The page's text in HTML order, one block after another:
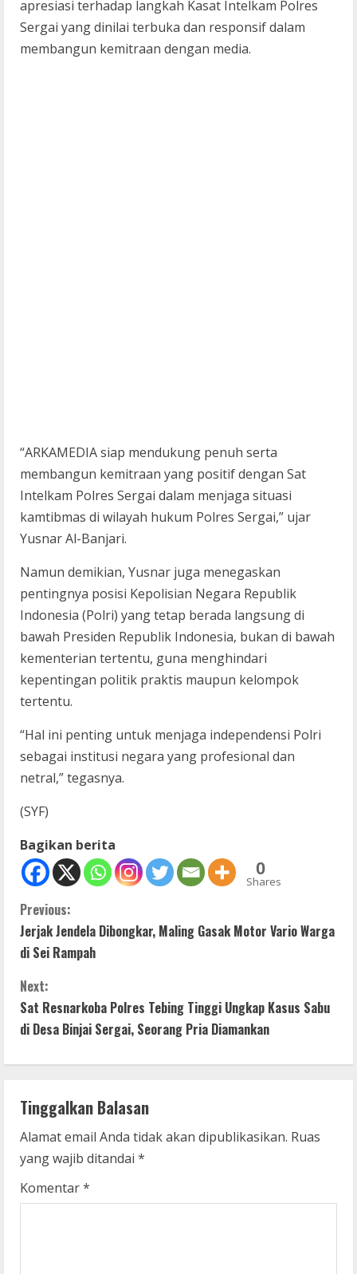
apresiasi terhadap langkah Kasat Intelkam Polres
Sergai yang dinilai terbuka dan responsif dalam
membangun kemitraan dengan media.
“ARKAMEDIA siap mendukung penuh serta
membangun kemitraan yang positif dengan Sat
Intelkam Polres Sergai dalam menjaga situasi
kamtibmas di wilayah hukum Polres Sergai,” ujar
Yusnar Al-Banjari.
Namun demikian, Yusnar juga menegaskan
pentingnya posisi Kepolisian Negara Republik
Indonesia (Polri) yang tetap berada langsung di
bawah Presiden Republik Indonesia, bukan di bawah
kementerian tertentu, guna menghindari
kepentingan politik praktis maupun kelompok
tertentu.
“Hal ini penting untuk menjaga independensi Polri
sebagai institusi negara yang profesional dan
netral,” tegasnya.
(SYF)
Bagikan berita
0
Shares
C
o
n
t
u
e
R
e
Previous:
Jerjak Jendela Dibongkar, Maling Gasak Motor Vario Warga
di Sei Rampah
Next:
Sat Resnarkoba Polres Tebing Tinggi Ungkap Kasus Sabu
di Desa Binjai Sergai, Seorang Pria Diamankan
Tinggalkan Balasan
Alamat email Anda tidak akan dipublikasikan. Ruas
yang wajib ditandai *
Komentar*